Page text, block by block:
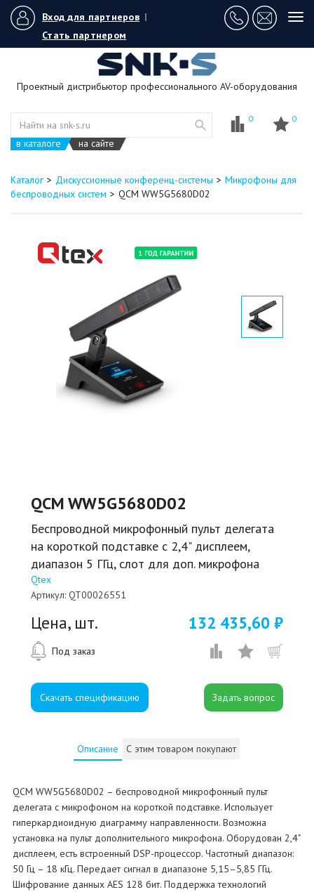
Вход для партнеров |
Стать партнером
Проектный дистрибьютор профессионального AV-оборудования
в каталоге на сайте
0 0
Каталог Дискуссионные конференц-системы
Микрофоны для
беспроводных систем
QCM WW5G5680D02
QCM WW5G5680D02
Беспроводной микрофонный пульт делегата
на короткой подставке с 2,4" дисплеем,
диапазон 5 ГГц, слот для доп. микрофона
Qtex
Артикул: QT00026551
Цена, шт. 132 435,60 ₽
Под заказ
Скачать спецификацию
Описание С этим товаром покупают
QCM WW5G5680D02 – беспроводной микрофонный пульт
делегата с микрофоном на короткой подставке. Использует
гиперкардиоидную диаграмму направленности. Возможна
установка на пульт дополнительного микрофона. Оборудован 2,4"
дисплеем, есть встроенный DSP-процессор. Частотный диапазон:
50 Гц – 18 кГц. Передает сигнал в диапазоне 5,15–5,85 ГГц.
Шифрование данных AES 128 бит. Поддержка технологий